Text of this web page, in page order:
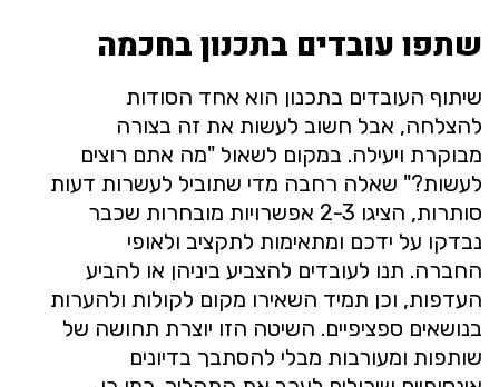
שתפו עובדים בתכנון בחכמה
שיתוף העובדים בתכנון הוא אחד הסודות
להצלחה, אבל חשוב לעשות את זה בצורה
מבוקרת ויעילה. במקום לשאול "מה אתם רוצים
לעשות?" שאלה רחבה מדי שתוביל לעשרות דעות
סותרות, הציגו 2-3 אפשרויות מובחרות שכבר
נבדקו על ידכם ומתאימות לתקציב ולאופי
החברה. תנו לעובדים להצביע ביניהן או להביע
העדפות, וכן תמיד השאירו מקום לקולות ולהערות
בנושאים ספציפיים. השיטה הזו יוצרת תחושה של
שותפות ומעורבות מבלי להסתבך בדיונים